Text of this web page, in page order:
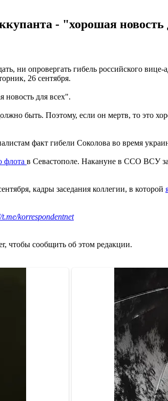
- "хорошая
ни опровергать гибель российского
26 сентября.
новость для всех".
быть. Поэтому, если он мертв, то это
факт гибели Соколова во время
флота в Севастополе. Накануне в ССО ВСУ
кадры заседания коллегии, в которой
korrespondentnet
чтобы сообщить об этом редакции.